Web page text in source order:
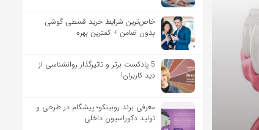
خاص‌ترین شرایط خرید قسطی گوشی
بدون ضامن + کمترین بهره
5 پادکست برتر و تاثیرگذار روانشناسی از
دید کاربران!
معرفی برند روبینکو؛ پیشگام در طرحی و
تولید دکوراسیون داخلی